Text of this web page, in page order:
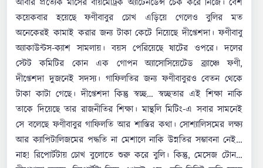
আবার প্রত্যেক মাসের বায়মেট্রিক অ্যাটেনডেন্স চেক করে নিজে। বেশ
কয়েকবার হয়েছে ফণীবাবুর চোখ এড়িয়ে গেলেও বুলির মত
অনেকেরই কামাই করার জন্য টাকা কেটে নিয়েছে দীপ্তেশদা। ফণীবাবু
অ্যাকাউন্টস-ক্যাশ সামলায়। বয়স পেরিয়েছে ষাটের ওপরে। দলের
স্টেট কমিটির কোন এক গোপন অ্যাসোসিয়েটেড ব্র্যাঞ্চে ফণী,
দীপ্তেশদা দুজনেই সদস্য। গাফিলতির জন্য ফণীবাবুরও বেতন থেকে
টাকা কাটা গেছে। দীপ্তেশদা কিন্তু স্বচ্ছ… স্বচ্ছতার এই শিক্ষা নাকি
তাকে দিয়েছে তার রাজনীতির শিক্ষা। মান্থলি মিটিং-এ সবার সামনেই
সে বলেছে ফণীবাবুর গাফিলতি আর শাস্তির কথা। সোশ্যালিসমের লক্ষ্য
আর ক্যাপিটালিজমের পদ্ধতি না মেশালে নাকি উন্নতির সম্ভাবনা নেই…
নাহ! রিপোর্টটায় চোখ বুলোতে শুরু করে বুলি। কিন্তু, মেসেজ টোন…